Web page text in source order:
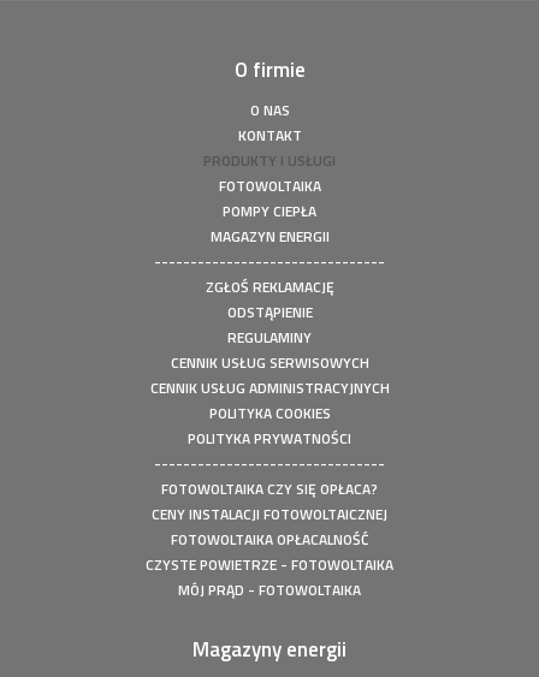
O firmie
O NAS
KONTAKT
PRODUKTY I USŁUGI
FOTOWOLTAIKA
POMPY CIEPŁA
MAGAZYN ENERGII
--------------------------------
ZGŁOŚ REKLAMACJĘ
ODSTĄPIENIE
REGULAMINY
CENNIK USŁUG SERWISOWYCH
CENNIK USŁUG ADMINISTRACYJNYCH
POLITYKA COOKIES
POLITYKA PRYWATNOŚCI
--------------------------------
FOTOWOLTAIKA CZY SIĘ OPŁACA?
CENY INSTALACJI FOTOWOLTAICZNEJ
FOTOWOLTAIKA OPŁACALNOŚĆ
CZYSTE POWIETRZE - FOTOWOLTAIKA
MÓJ PRĄD - FOTOWOLTAIKA
Magazyny energii